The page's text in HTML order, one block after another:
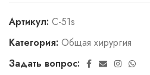
Артикул: С-51s
Категория: Общая хирургия
Задать вопрос: